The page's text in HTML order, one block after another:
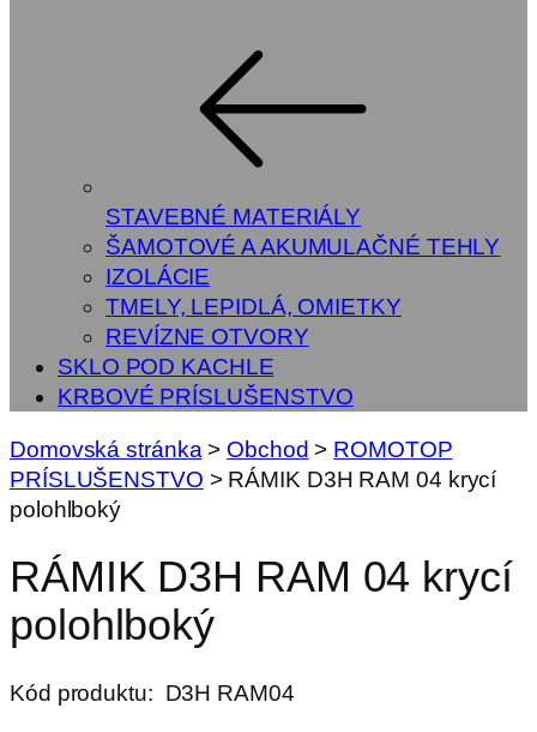
STAVEBNÉ MATERIÁLY
ŠAMOTOVÉ A AKUMULAČNÉ TEHLY
IZOLÁCIE
TMELY, LEPIDLÁ, OMIETKY
REVÍZNE OTVORY
SKLO POD KACHLE
KRBOVÉ PRÍSLUŠENSTVO
Domovská stránka > Obchod > ROMOTOP
PRÍSLUŠENSTVO > RÁMIK D3H RAM 04 krycí
polohlboký
RÁMIK D3H RAM 04 krycí
polohlboký
Kód produktu: D3H RAM04